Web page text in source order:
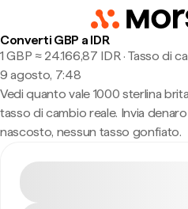
Converti GBP a IDR
1 GBP ≈ 24.166,87 IDR · Tasso di
9 agosto, 7:48
Vedi quanto vale 1000 sterlina
tasso di cambio reale. Invia
nascosto, nessun tasso gonfiato.